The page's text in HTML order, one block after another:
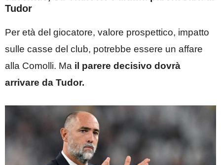
Tudor
Per età del giocatore, valore prospettico, impatto
sulle casse del club, potrebbe essere un affare
alla Comolli. Ma il parere decisivo dovrà
arrivare da Tudor.